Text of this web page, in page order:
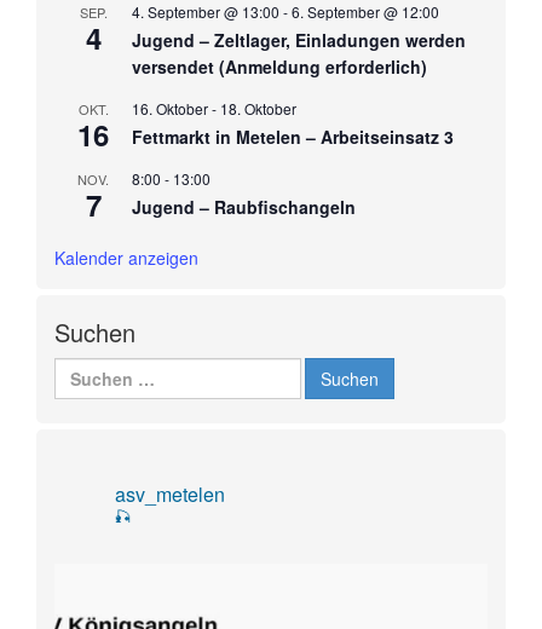
SEP.
4
4. September @ 13:00 -6. September @ 12:00
Jugend – Zeltlager, Einladungen werden
versendet (Anmeldung erforderlich)
OKT.
16
16. Oktober- 18. Oktober
Fettmarkt in Metelen – Arbeitseinsatz 3
NOV.
7
8:00 - 13:00
Jugend – Raubfischangeln
Kalender anzeigen
Suchen
nach:
asv_metelen
🎣